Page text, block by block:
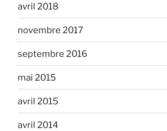
avril 2018
novembre 2017
septembre 2016
mai 2015
avril 2015
avril 2014